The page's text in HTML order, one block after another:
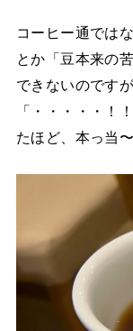
コーヒー通では
とか「豆本来の
できないのです
「・・・・・！
たほど、本っ当